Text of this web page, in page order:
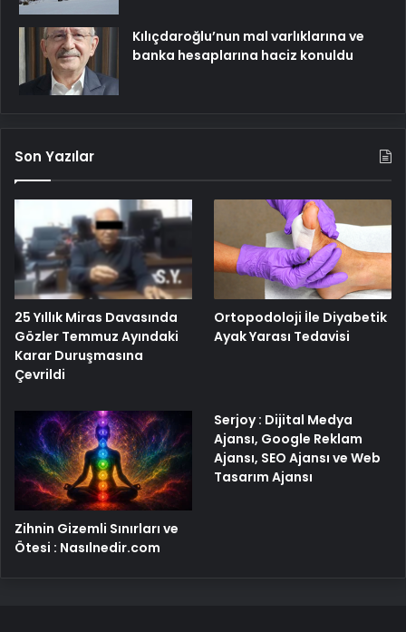
Kılıçdaroğlu’nun mal varlıklarına ve
banka hesaplarına haciz konuldu
Son Yazılar
25 Yıllık Miras Davasında
Gözler Temmuz Ayındaki
Karar Duruşmasına
Çevrildi
Ortopodoloji İle Diyabetik
Ayak Yarası Tedavisi
Zihnin Gizemli Sınırları ve
Ötesi : Nasılnedir.com
Serjoy : Dijital Medya
Ajansı, Google Reklam
Ajansı, SEO Ajansı ve Web
Tasarım Ajansı